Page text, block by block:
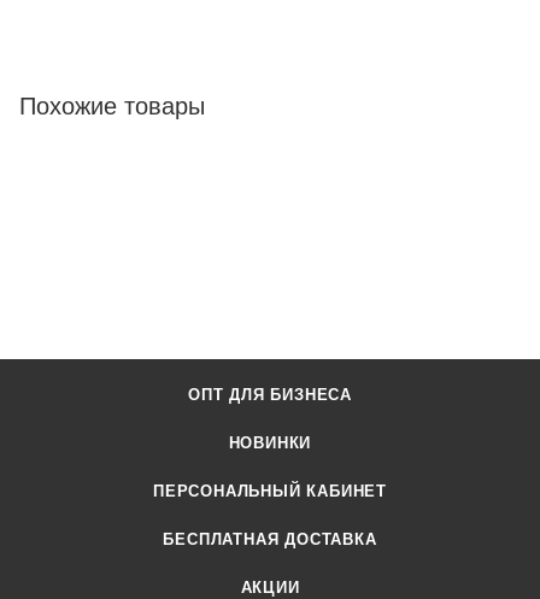
Похожие товары
ОПТ ДЛЯ БИЗНЕСА
НОВИНКИ
ПЕРСОНАЛЬНЫЙ КАБИНЕТ
БЕСПЛАТНАЯ ДОСТАВКА
АКЦИИ